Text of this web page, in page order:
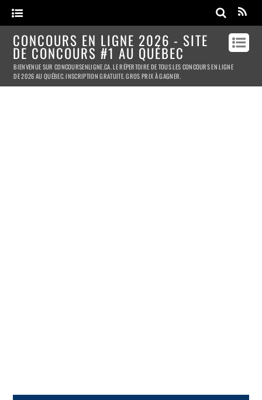
CONCOURS EN LIGNE 2026 - SITE
DE CONCOURS #1 AU QUÉBEC
BIENVENUE SUR CONCOURSENLIGNE.CA. LE RÉPERTOIRE DE TOUS LES CONCOURS EN LIGNE
DE 2026 AU QUÉBEC. INSCRIPTION GRATUITE. GROS PRIX À GAGNER.